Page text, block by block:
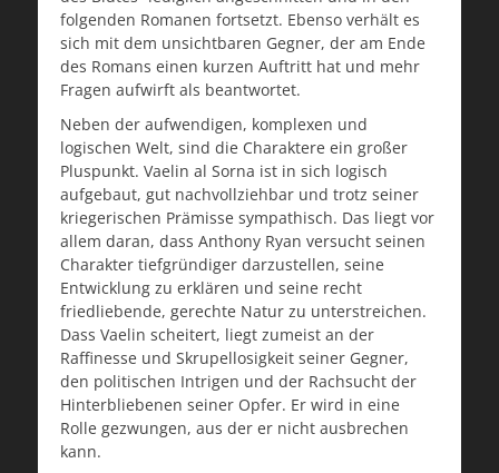
folgenden Romanen fortsetzt. Ebenso verhält es
sich mit dem unsichtbaren Gegner, der am Ende
des Romans einen kurzen Auftritt hat und mehr
Fragen aufwirft als beantwortet.
Neben der aufwendigen, komplexen und
logischen Welt, sind die Charaktere ein großer
Pluspunkt. Vaelin al Sorna ist in sich logisch
aufgebaut, gut nachvollziehbar und trotz seiner
kriegerischen Prämisse sympathisch. Das liegt vor
allem daran, dass Anthony Ryan versucht seinen
Charakter tiefgründiger darzustellen, seine
Entwicklung zu erklären und seine recht
friedliebende, gerechte Natur zu unterstreichen.
Dass Vaelin scheitert, liegt zumeist an der
Raffinesse und Skrupellosigkeit seiner Gegner,
den politischen Intrigen und der Rachsucht der
Hinterbliebenen seiner Opfer. Er wird in eine
Rolle gezwungen, aus der er nicht ausbrechen
kann.